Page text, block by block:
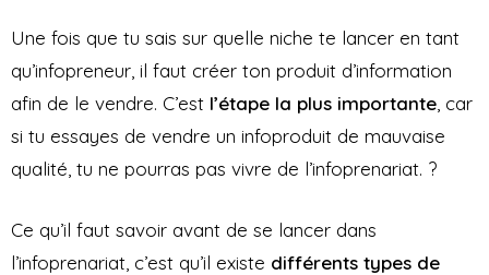
Une fois que tu sais sur quelle niche te lancer en tant
qu’infopreneur, il faut créer ton produit d’information
afin de le vendre. C’est l’étape la plus importante, car
si tu essayes de vendre un infoproduit de mauvaise
qualité, tu ne pourras pas vivre de l’infoprenariat. ?
Ce qu’il faut savoir avant de se lancer dans
l’infoprenariat, c’est qu’il existe différents types de